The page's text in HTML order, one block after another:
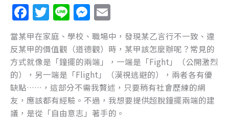
F
a
c
e
b
o
o
T
w
itt
er
Li
n
e
M
e
ss
e
n
g
er
m
ai
l
當某甲在家庭、學校、職場中，發現某乙言行不一致、違
反某甲的價值觀（道德觀）時，某甲該怎麼辦呢？常見的
方式就像是「鐘擺的兩端」，一端是「Fight」（公開激烈
的），另一端是「Flight」（漠視逃避的），兩者各有優
缺點……，這部分不需我贅述，只要稍有社會歷練的網
友，應該都有經驗。不過，我想要提供超脫鐘擺兩端的建
議，是從「自由意志」著手的。